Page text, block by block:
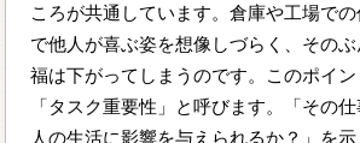
ころが共通しています。倉庫や工場で
で他人が喜ぶ姿を想像しづらく、その
福は下がってしまうのです。このポイ
「タスク重要性」と呼びます。「その
人の生活に影響を与えられるか？」を示